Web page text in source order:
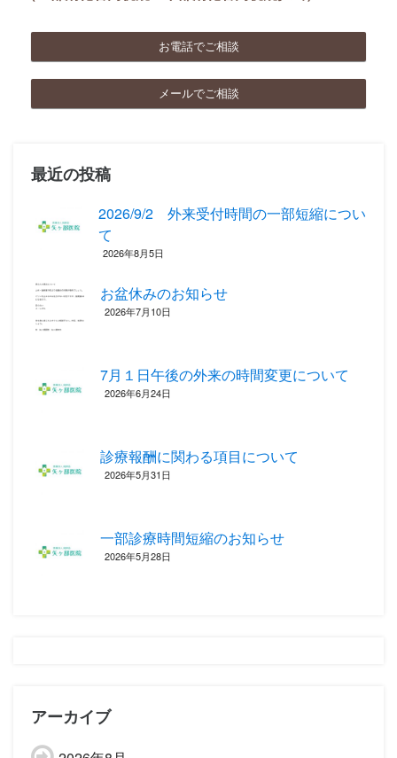
お電話でご相談
メールでご相談
最近の投稿
2026/9/2 外来受付時間の一部短縮につい
て
2026年8月5日
お盆休みのお知らせ
2026年7月10日
7月１日午後の外来の時間変更について
2026年6月24日
診療報酬に関わる項目について ‎
2026年5月31日
一部診療時間短縮のお知らせ
2026年5月28日
アーカイブ